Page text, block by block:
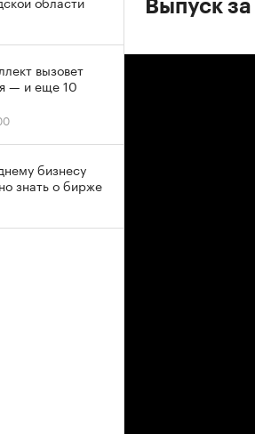
Выпуск
вызовет
— и еще 10
бизнесу
знать о бирже